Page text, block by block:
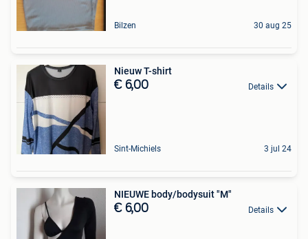
Bilzen 30 aug 25
Nieuw T-shirt
€ 6,00 Details
Sint-Michiels 3 jul 24
NIEUWE body/bodysuit "M"
€ 6,00 Details